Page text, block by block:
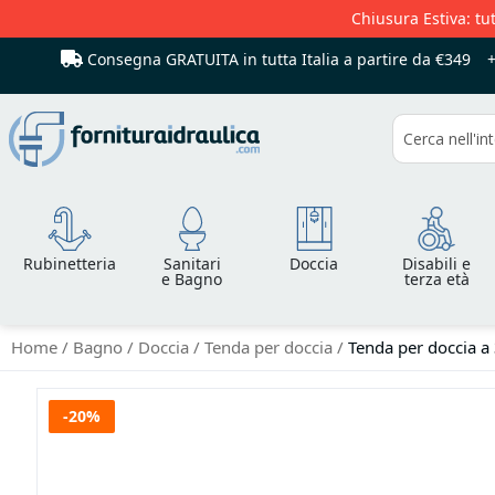
Chiusura Estiva:
Consegna GRATUITA in tutta Italia a partire da €349
Cerca
Rubinetteria Sanitari
e Bagno
Doccia Disabili e
terza età
Home Bagno Doccia Tenda per doccia Tenda per doccia
Vai
-20%